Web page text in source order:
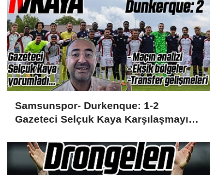
Samsunspor- Durkenque: 1-2
Gazeteci Selçuk Kaya Karşılaşmayı